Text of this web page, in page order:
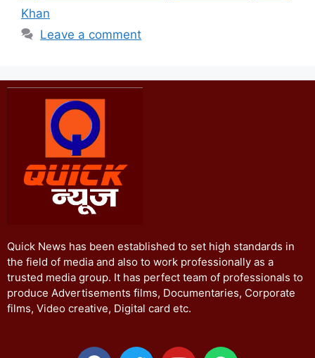
Khan
Leave a comment
Quick News has been established to set high standards in
the field of media and also to work professionally as a
trusted media group. It has perfect team of professionals to
produce Advertisements films, Documentaries, Corporate
films, Video creative, Digital card etc.